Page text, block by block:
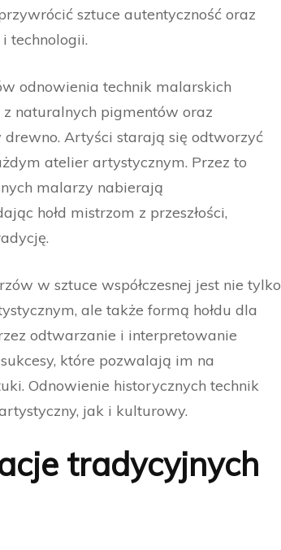
sztuce autentyczność oraz
technologii.
odnowienia technik malarskich
naturalnych pigmentów oraz
drewno. Artyści starają się odtworzyć
atelier artystycznym. Przez to
malarzy nabierają
hołd mistrzom z przeszłości,
w sztuce współczesnej jest nie tylko
ale także formą hołdu dla
odtwarzanie i interpretowanie
które pozwalają im na
Odnowienie historycznych technik
jak i kulturowy.
tradycyjnych